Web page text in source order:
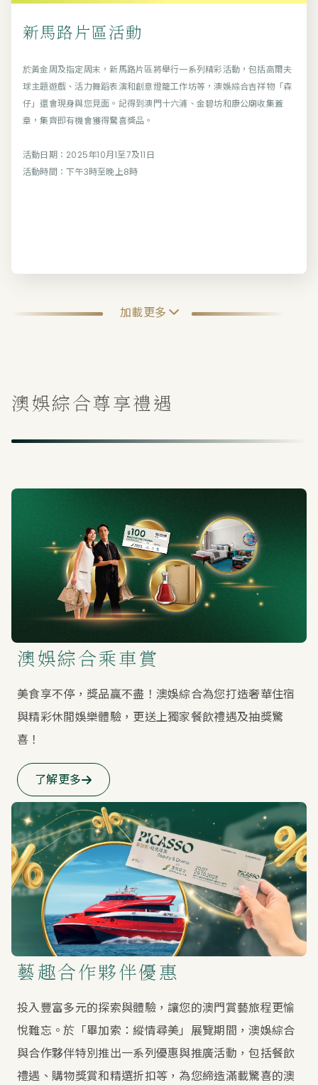
新馬路片區活動
於黃金周及指定周末，新馬路片區將舉行一系列精彩活動，包括高爾夫
球主題遊戲、活力舞蹈表演和創意燈籠工作坊等，澳娛綜合吉祥物「森
仔」還會現身與您見面。記得到澳門十六浦、金碧坊和康公廟收集蓋
章，集齊即有機會獲得驚喜獎品。
活動日期：2025年10月1至7及11日
活動時間：下午3時至晚上8時
加載更多
澳娛綜合尊享禮遇
澳娛綜合乘車賞
美食享不停，獎品贏不盡！澳娛綜合為您打造奢華住宿
與精彩休閒娛樂體驗，更送上獨家餐飲禮遇及抽獎驚
喜！
了解更多
藝趣合作夥伴優惠
投入豐富多元的探索與體驗，讓您的澳門賞藝旅程更愉
悅難忘。於「畢加索：縱情尋美」展覽期間，澳娛綜合
與合作夥伴特別推出一系列優惠與推廣活動，包括餐飲
禮遇、購物獎賞和精選折扣等，為您締造滿載驚喜的澳